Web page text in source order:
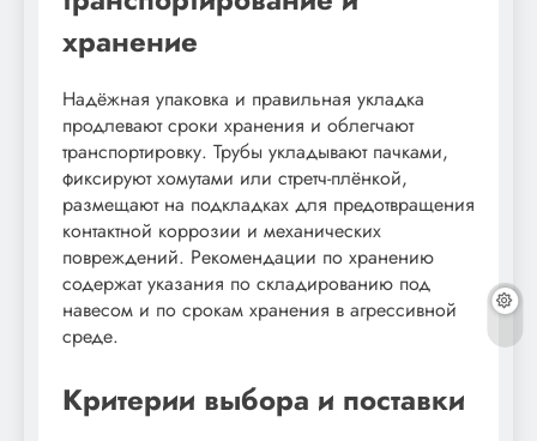
хранение
Надёжная упаковка и правильная укладка
продлевают сроки хранения и облегчают
транспортировку. Трубы укладывают пачками,
фиксируют хомутами или стретч-плёнкой,
размещают на подкладках для предотвращения
контактной коррозии и механических
повреждений. Рекомендации по хранению
содержат указания по складированию под
навесом и по срокам хранения в агрессивной
среде.
Критерии выбора и поставки